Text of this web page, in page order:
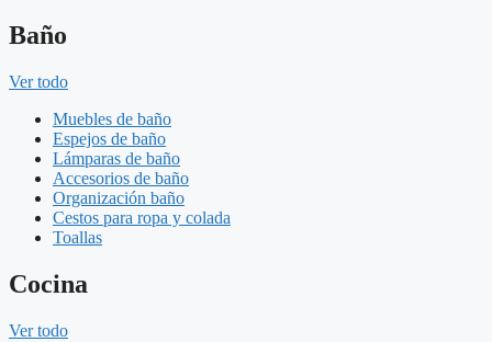
Baño
Ver todo
Muebles de baño
Espejos de baño
Lámparas de baño
Accesorios de baño
Organización baño
Cestos para ropa y colada
Toallas
Cocina
Ver todo